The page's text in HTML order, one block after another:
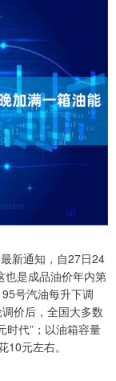
新通知，自27日24
也是成品油价年内第
号汽油每升下调
价后，全国大多数
时代”；以油箱容量
元左右。